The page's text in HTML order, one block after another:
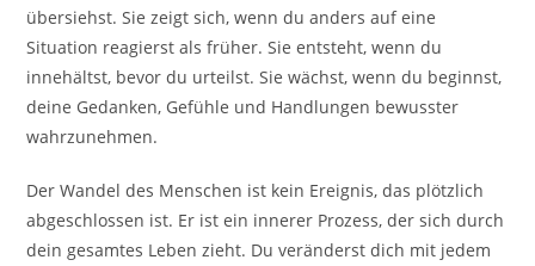
übersiehst. Sie zeigt sich, wenn du anders auf eine
Situation reagierst als früher. Sie entsteht, wenn du
innehältst, bevor du urteilst. Sie wächst, wenn du beginnst,
deine Gedanken, Gefühle und Handlungen bewusster
wahrzunehmen.
Der Wandel des Menschen ist kein Ereignis, das plötzlich
abgeschlossen ist. Er ist ein innerer Prozess, der sich durch
dein gesamtes Leben zieht. Du veränderst dich mit jedem